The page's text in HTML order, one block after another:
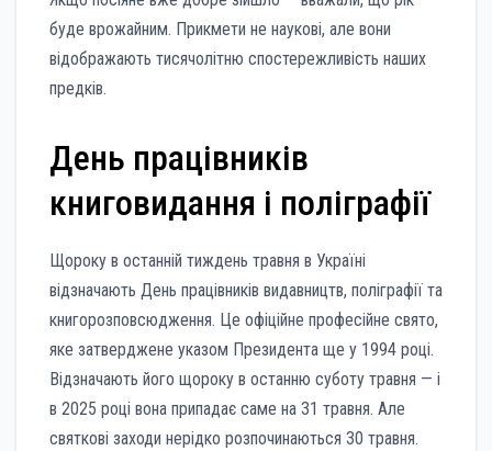
буде врожайним. Прикмети не наукові, але вони
відображають тисячолітню спостережливість наших
предків.
День працівників
книговидання і поліграфії
Щороку в останній тиждень травня в Україні
відзначають День працівників видавництв, поліграфії та
книгорозповсюдження. Це офіційне професійне свято,
яке затверджене указом Президента ще у 1994 році.
Відзначають його щороку в останню суботу травня — і
в 2025 році вона припадає саме на 31 травня. Але
святкові заходи нерідко розпочинаються 30 травня.